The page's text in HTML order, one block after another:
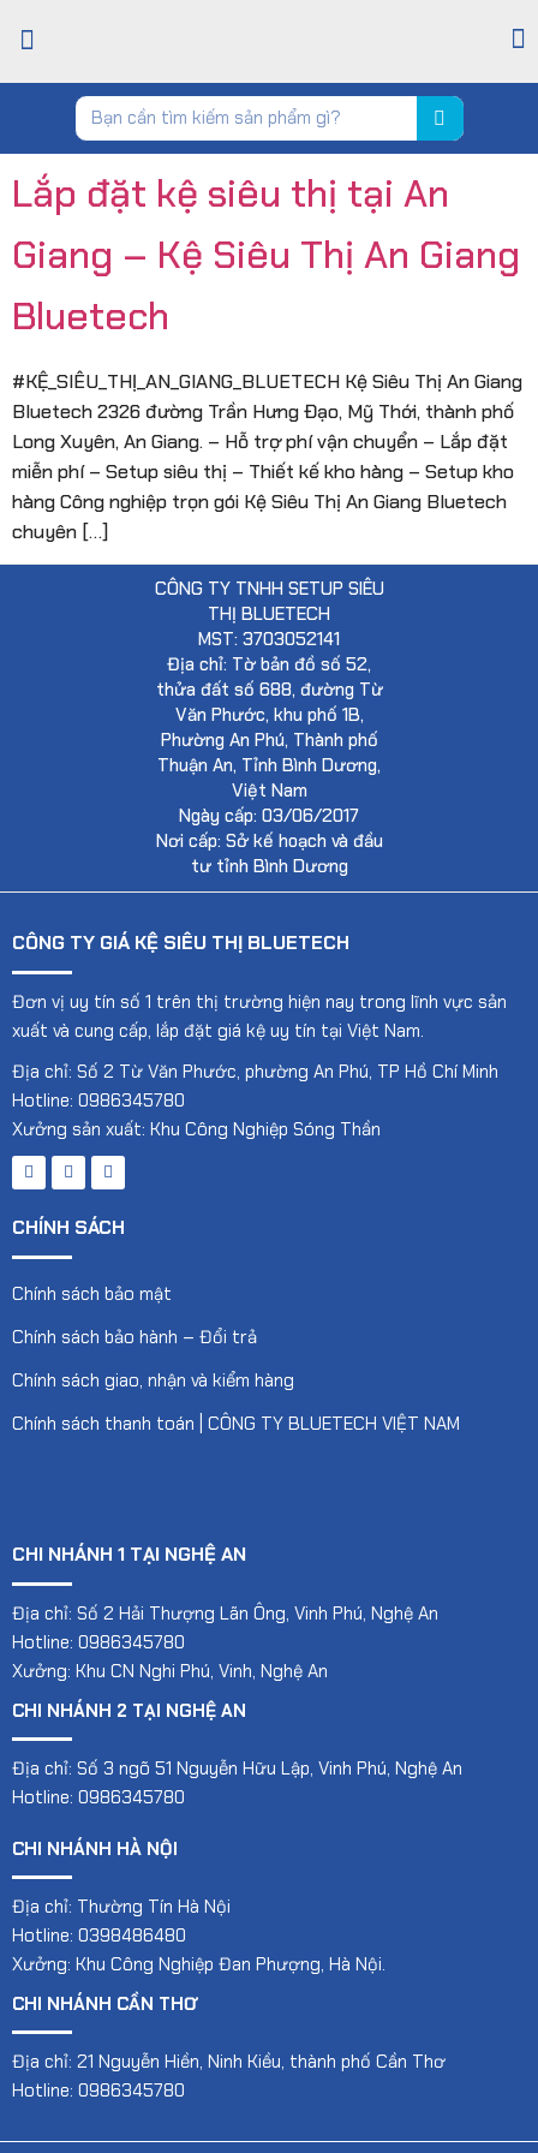
Lắp đặt kệ siêu thị tại An
Giang – Kệ Siêu Thị An Giang
Bluetech
#KỆ_SIÊU_THỊ_AN_GIANG_BLUETECH Kệ Siêu Thị An Giang
Bluetech 2326 đường Trần Hưng Đạo, Mỹ Thới, thành phố
Long Xuyên, An Giang. – Hỗ trợ phí vận chuyển – Lắp đặt
miễn phí – Setup siêu thị – Thiết kế kho hàng – Setup kho
hàng Công nghiệp trọn gói Kệ Siêu Thị An Giang Bluetech
chuyên […]
CÔNG TY TNHH SETUP SIÊU
THỊ BLUETECH
MST: 3703052141
Địa chỉ: Tờ bản đồ số 52,
thửa đất số 688, đường Từ
Văn Phước, khu phố 1B,
Phường An Phú, Thành phố
Thuận An, Tỉnh Bình Dương,
Việt Nam
Ngày cấp: 03/06/2017
Nơi cấp: Sở kế hoạch và đầu
tư tỉnh Bình Dương
CÔNG TY GIÁ KỆ SIÊU THỊ BLUETECH
Đơn vị uy tín số 1 trên thị trường hiện nay trong lĩnh vực sản
xuất và cung cấp, lắp đặt giá kệ uy tín tại Việt Nam.
Địa chỉ: Số 2 Từ Văn Phước, phường An Phú, TP Hồ Chí Minh
Hotline: 0986345780
Xưởng sản xuất: Khu Công Nghiệp Sóng Thần
CHÍNH SÁCH
Chính sách bảo mật
Chính sách bảo hành – Đổi trả
Chính sách giao, nhận và kiểm hàng
Chính sách thanh toán | CÔNG TY BLUETECH VIỆT NAM
CHI NHÁNH 1 TẠI NGHỆ AN
Địa chỉ: Số 2 Hải Thượng Lãn Ông, Vinh Phú, Nghệ An
Hotline: 0986345780
Xưởng: Khu CN Nghi Phú, Vinh, Nghệ An
CHI NHÁNH 2 TẠI NGHỆ AN
Địa chỉ: Số 3 ngõ 51 Nguyễn Hữu Lập, Vinh Phú, Nghệ An
Hotline: 0986345780
CHI NHÁNH HÀ NỘI
Địa chỉ: Thường Tín Hà Nội
Hotline: 0398486480
Xưởng: Khu Công Nghiệp Đan Phượng, Hà Nội.
CHI NHÁNH CẦN THƠ
Địa chỉ: 21 Nguyễn Hiền, Ninh Kiều, thành phố Cần Thơ
Hotline: 0986345780